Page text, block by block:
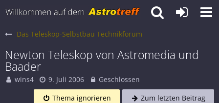
Das Teleskop-Selbstbau Technikforum
Newton Teleskop von Astromedia und
Baader
wins4 9. Juli 2006
Geschlossen
Thema ignorieren
Zum letzten Beitrag